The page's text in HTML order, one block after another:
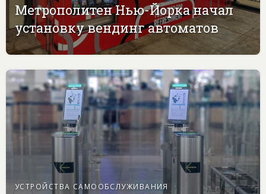
Метрополитен Нью-Йорка начал
установку вендинг автоматов
УСТРОЙСТВА САМООБСЛУЖИВАНИЯ